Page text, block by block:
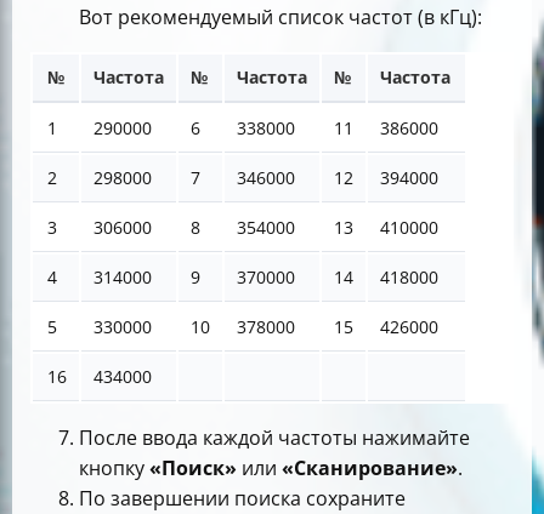
Вот рекомендуемый список частот (в кГц):
№ Частота № Частота № Частота
1 290000 6 338000 11 386000
2 298000 7 346000 12 394000
3 306000 8 354000 13 410000
4 314000 9 370000 14 418000
5 330000 10 378000 15 426000
16 434000
После ввода каждой частоты нажимайте
кнопку«Поиск» или «Сканирование».
По завершении поиска сохраните